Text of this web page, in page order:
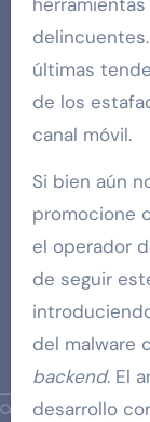
últimas
de los
canal móvil.
Si bien aún
promocione
el operador
de seguir
del malware
backend. El
desarrollo